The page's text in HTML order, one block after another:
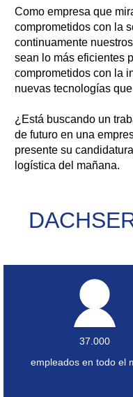
Como empresa que
comprometidos con la
continuamente
sean lo más eficientes
comprometidos con la
nuevas tecnologías
¿Está buscando un
de futuro en una
presente su
logística del mañana.
37.000
empleados en todo el